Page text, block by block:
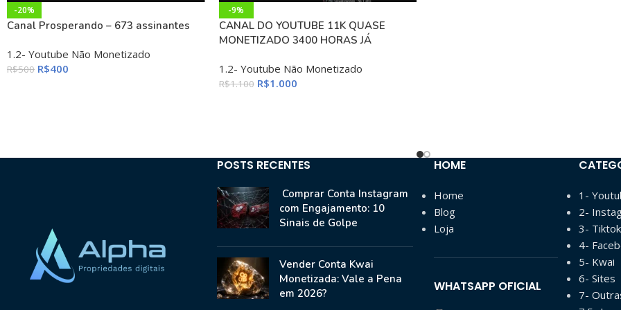
-20%
Canal Prosperando – 673 assinantes
1.2- Youtube Não Monetizado
R$500 R$400
-9%
CANAL DO YOUTUBE 11K QUASE
MONETIZADO 3400 HORAS JÁ
1.2- Youtube Não Monetizado
R$1.100 R$1.000
POSTS RECENTES
Comprar Conta Instagram
com Engajamento: 10
Sinais de Golpe
Vender Conta Kwai
Monetizada: Vale a Pena
em 2026?
HOME
Home
Blog
Loja
WHATSAPP OFICIAL
1-
2-
3- Tiktok
4-
5- Kwai
6- Sites
7-